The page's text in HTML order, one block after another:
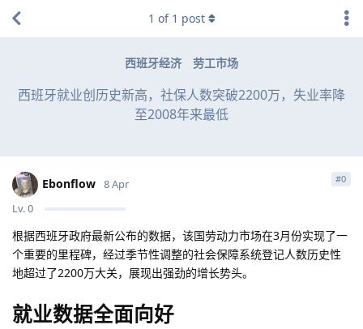
西班牙经济 劳工市场
西班牙就业创历史新高，社保人数突破2200万，失业率降
至2008年来最低
1 of 1 post
Ebonflow
Lv.0
8 Apr #0
根据西班牙政府最新公布的数据，该国劳动力市场在3月份实现了一
个重要的里程碑，经过季节性调整的社会保障系统登记人数历史性
地超过了2200万大关，展现出强劲的增长势头。
就业数据全面向好